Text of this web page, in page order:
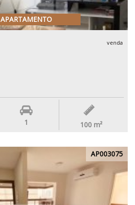
APARTAMENTO
venda
1 100 m²
AP003075